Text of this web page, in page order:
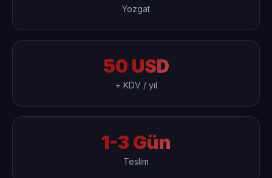
Yozgat
50 USD
+ KDV / yıl
1-3 Gün
Teslim